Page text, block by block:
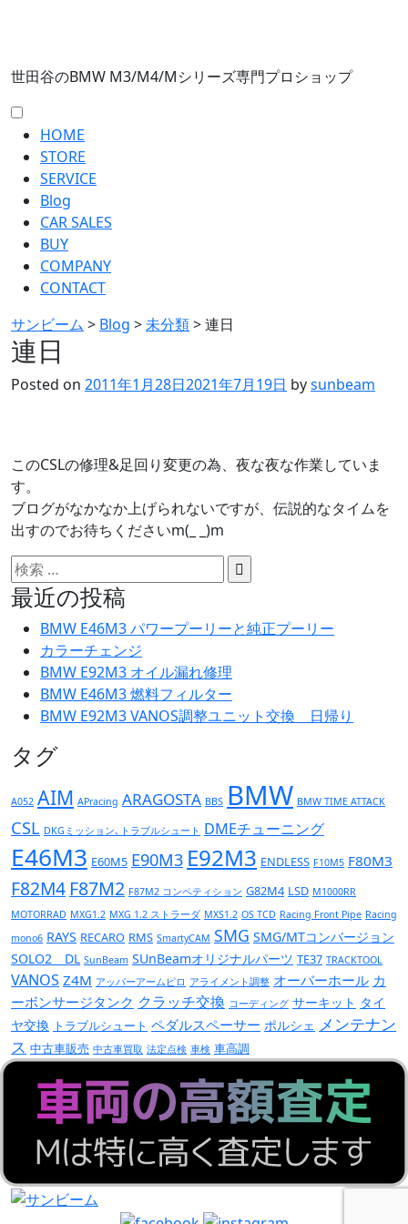
世田谷のBMW M3/M4/Mシリーズ専門プロショップ
HOME
STORE
SERVICE
Blog
CAR SALES
BUY
COMPANY
CONTACT
サンビーム > Blog >未分類>連日
連日
Posted on 2011年1月28日2021年7月19日 bysunbeam
このCSLの修理&足回り変更の為、夜な夜な作業していま
す。
ブログがなかなか上げられないですが、伝説的なタイムを
出すのでお待ちくださいm(_ _)m
最近の投稿
BMW E46M3 パワープーリーと純正プーリー
カラーチェンジ
BMW E92M3 オイル漏れ修理
BMW E46M3 燃料フィルター
BMW E92M3 VANOS調整ユニット交換 日帰り
タグ
A052 AIM APracing ARAGOSTA BBS BMW BMW TIME ATTACK
CSL DKGミッション､トラブルシュート DMEチューニング
E46M3 E60M5 E90M3 E92M3 ENDLESS F10M5 F80M3
F82M4 F87M2 F87M2 コンペティション G82M4 LSD M1000RR
MOTORRAD MXG1.2 MXG 1.2 ストラーダ MXS1.2 OS TCD Racing Front Pipe Racing
mono6 RAYS RECARO RMS SmartyCAM SMG SMG/MTコンバージョン
SOLO2 DL SunBeam SUnBeamオリジナルパーツ TE37 TRACKTOOL
VANOS Z4M アッパーアームピロ アライメント調整 オーバーホール カ
ーボンサージタンク クラッチ交換 コーディング サーキット タイ
ヤ交換 トラブルシュート ペダルスペーサー ポルシェ メンテナン
ス 中古車販売 中古車買取 法定点検 車検 車高調